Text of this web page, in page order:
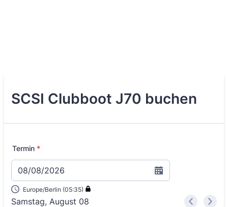
SCSI Clubboot J70 buchen
Termin *
08/08/2026
Samstag, August 08 < >
Europe/Berlin (05:35)